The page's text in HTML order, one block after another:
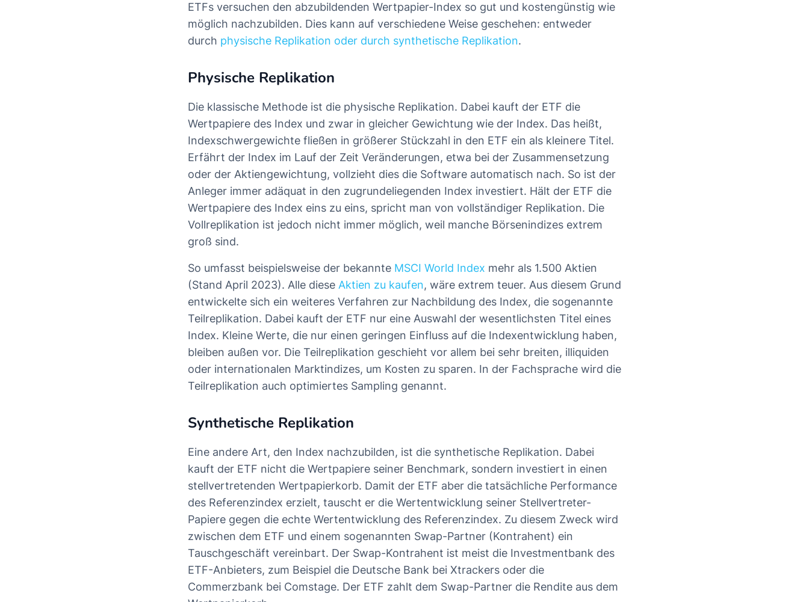
ETFs versuchen den abzubildenden Wertpapier-Index so gut und kostengünstig wie
möglich nachzubilden. Dies kann auf verschiedene Weise geschehen: entweder
durch physische Replikation oder durch synthetische Replikation.
Physische Replikation
Die klassische Methode ist die physische Replikation. Dabei kauft der ETF die
Wertpapiere des Index und zwar in gleicher Gewichtung wie der Index. Das heißt,
Indexschwergewichte fließen in größerer Stückzahl in den ETF ein als kleinere Titel.
Erfährt der Index im Lauf der Zeit Veränderungen, etwa bei der Zusammensetzung
oder der Aktiengewichtung, vollzieht dies die Software automatisch nach. So ist der
Anleger immer adäquat in den zugrundeliegenden Index investiert. Hält der ETF die
Wertpapiere des Index eins zu eins, spricht man von vollständiger Replikation. Die
Vollreplikation ist jedoch nicht immer möglich, weil manche Börsenindizes extrem
groß sind.
So umfasst beispielsweise der bekannte MSCI World Index mehr als 1.500 Aktien
(Stand April 2023). Alle diese Aktien zu kaufen, wäre extrem teuer. Aus diesem Grund
entwickelte sich ein weiteres Verfahren zur Nachbildung des Index, die sogenannte
Teilreplikation. Dabei kauft der ETF nur eine Auswahl der wesentlichsten Titel eines
Index. Kleine Werte, die nur einen geringen Einfluss auf die Indexentwicklung haben,
bleiben außen vor. Die Teilreplikation geschieht vor allem bei sehr breiten, illiquiden
oder internationalen Marktindizes, um Kosten zu sparen. In der Fachsprache wird die
Teilreplikation auch optimiertes Sampling genannt.
Synthetische Replikation
Eine andere Art, den Index nachzubilden, ist die synthetische Replikation. Dabei
kauft der ETF nicht die Wertpapiere seiner Benchmark, sondern investiert in einen
stellvertretenden Wertpapierkorb. Damit der ETF aber die tatsächliche Performance
des Referenzindex erzielt, tauscht er die Wertentwicklung seiner Stellvertreter-
Papiere gegen die echte Wertentwicklung des Referenzindex. Zu diesem Zweck wird
zwischen dem ETF und einem sogenannten Swap-Partner (Kontrahent) ein
Tauschgeschäft vereinbart. Der Swap-Kontrahent ist meist die Investmentbank des
ETF-Anbieters, zum Beispiel die Deutsche Bank bei Xtrackers oder die
Commerzbank bei Comstage. Der ETF zahlt dem Swap-Partner die Rendite aus dem